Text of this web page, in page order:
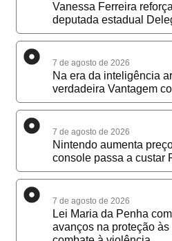
Vanessa Ferreira
deputada estadual
7 de agosto de 2026
Na era da inteligência
verdadeira Vantagem
7 de agosto de 2026
Nintendo aumenta
console passa a custar
7 de agosto de 2026
Lei Maria da Penha
avanços na proteção